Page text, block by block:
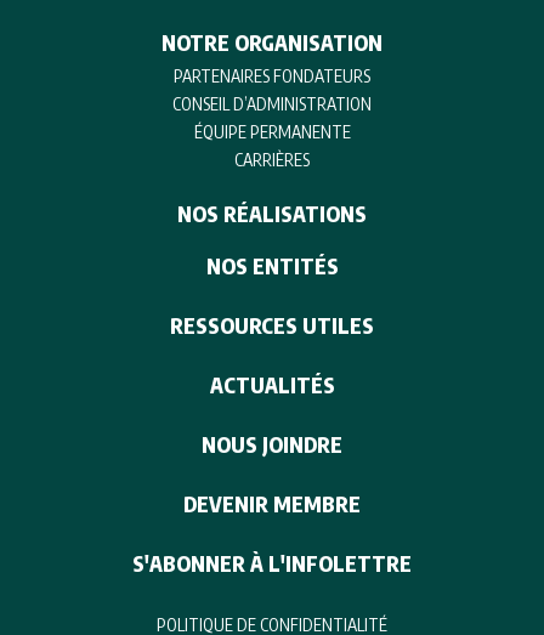
NOTRE ORGANISATION
PARTENAIRES FONDATEURS
CONSEIL D’ADMINISTRATION
ÉQUIPE PERMANENTE
CARRIÈRES
NOS RÉALISATIONS
NOS ENTITÉS
RESSOURCES UTILES
ACTUALITÉS
NOUS JOINDRE
DEVENIR MEMBRE
S'ABONNER À L'INFOLETTRE
POLITIQUE DE CONFIDENTIALITÉ